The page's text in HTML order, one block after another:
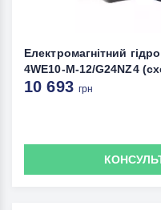
Електромагнітний
4WE10-M-12/G24NZ4
10 693грн